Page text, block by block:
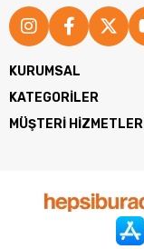
KURUMSAL
KATEGORİLER
MÜŞTERİ